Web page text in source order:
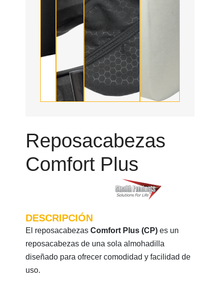
Reposacabezas
Comfort Plus
DESCRIPCIÓN
El reposacabezasComfort Plus (CP) es un
reposacabezas de una sola almohadilla
diseñado para ofrecer comodidad y facilidad de
uso.